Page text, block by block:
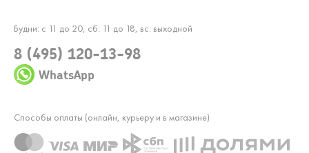
Будни: с 11 до 20, сб: 11 до 18, вс: выходной
8 (495) 120-13-98
WhatsApp
Способы оплаты (онлайн, курьеру и в магазине)